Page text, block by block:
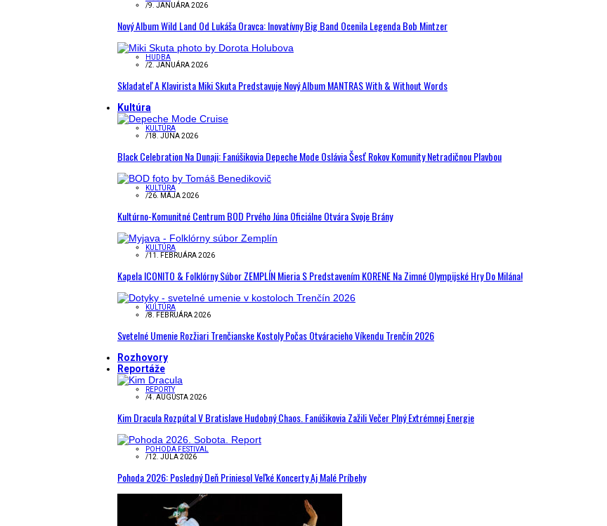
/9. JANUÁRA 2026
Nový Album Wild Land Od Lukáša Oravca: Inovatívny Big Band Ocenila Legenda Bob Mintzer
HUDBA
/2. JANUÁRA 2026
Skladateľ A Klavirista Miki Skuta Predstavuje Nový Album MANTRAS With & Without Words
Kultúra
KULTÚRA
/18. JÚNA 2026
Black Celebration Na Dunaji: Fanúšikovia Depeche Mode Oslávia Šesť Rokov Komunity Netradičnou Plavbou
KULTÚRA
/26. MÁJA 2026
Kultúrno-Komunitné Centrum BOD Prvého Júna Oficiálne Otvára Svoje Brány
KULTÚRA
/11. FEBRUÁRA 2026
Kapela ICONITO & Folklórny Súbor ZEMPLÍN Mieria S Predstavením KORENE Na Zimné Olympijské Hry Do Milána!
KULTÚRA
/8. FEBRUÁRA 2026
Svetelné Umenie Rozžiari Trenčianske Kostoly Počas Otváracieho Víkendu Trenčín 2026
Rozhovory
Reportáže
REPORTY
/4. AUGUSTA 2026
Kim Dracula Rozpútal V Bratislave Hudobný Chaos. Fanúšikovia Zažili Večer Plný Extrémnej Energie
POHODA FESTIVAL
/12. JÚLA 2026
Pohoda 2026: Posledný Deň Priniesol Veľké Koncerty Aj Malé Príbehy